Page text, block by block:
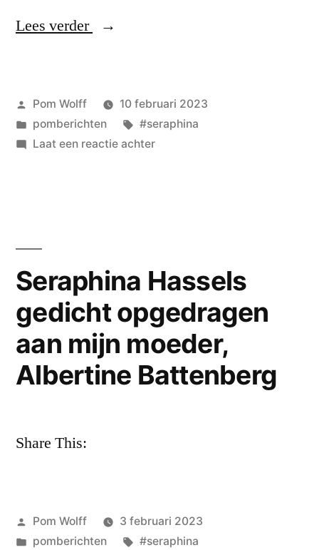
Lees verder
“Seraphina
met
‘Nieuwe
om
1500
uur
in
Café
Geplaatst
door
Pom Wolff
10 februari 2023
Geplaatst
in
pomberichten Tags:
#seraphina
Laat een reactie achterop
–
{presentatie
19/2
om
uur
Seraphina Hassels
gedicht opgedragen
aan mijn moeder,
Albertine Battenberg
Share This:
Geplaatst
door
Pom Wolff
3 februari 2023
Geplaatst
pomberichten Tags:
#seraphina